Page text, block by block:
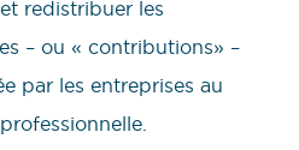
redistribuer les
– ou « contributions» –
par les entreprises au